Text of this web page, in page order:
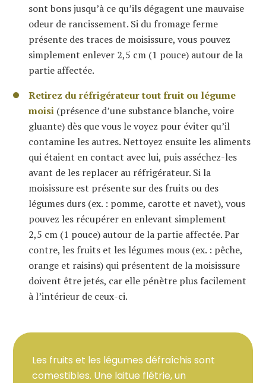
sont bons jusqu’à ce qu’ils dégagent une mauvaise
odeur de rancissement. Si du fromage ferme
présente des traces de moisissure, vous pouvez
simplement enlever 2,5 cm (1 pouce) autour de la
partie affectée.
Retirez du réfrigérateur tout fruit ou légume
moisi (présence d’une substance blanche, voire
gluante) dès que vous le voyez pour éviter qu’il
contamine les autres. Nettoyez ensuite les aliments
qui étaient en contact avec lui, puis asséchez-les
avant de les replacer au réfrigérateur. Si la
moisissure est présente sur des fruits ou des
légumes durs (ex. : pomme, carotte et navet), vous
pouvez les récupérer en enlevant simplement
2,5 cm (1 pouce) autour de la partie affectée. Par
contre, les fruits et les légumes mous (ex. : pêche,
orange et raisins) qui présentent de la moisissure
doivent être jetés, car elle pénètre plus facilement
à l’intérieur de ceux-ci.
Les fruits et les légumes défraîchis sont
comestibles. Une laitue flétrie, un